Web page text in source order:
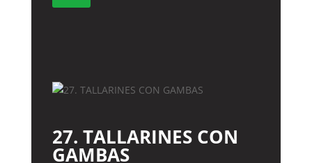
27. TALLARINES CON
GAMBAS